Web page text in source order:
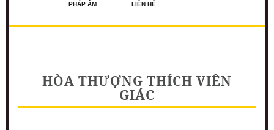
PHÁP ÂM LIÊN HỆ
HÒA THƯỢNG THÍCH VIÊN
GIÁC